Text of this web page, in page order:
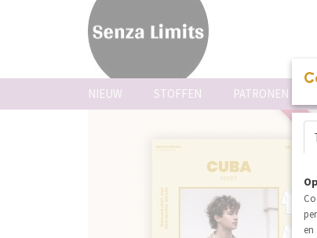
NIEUW STOFFEN PATRONEN